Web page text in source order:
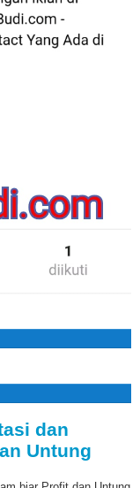
dan
Untung